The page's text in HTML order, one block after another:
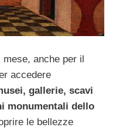
mese, anche per il
accedere
gallerie, scavi
monumentali dello
le bellezze